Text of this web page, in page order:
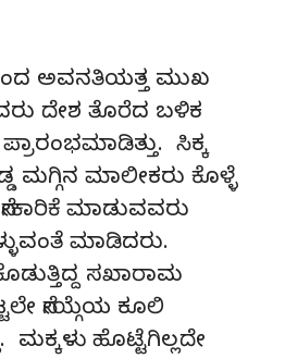
ಅವನತಿಯತ್ತ ಮುಖ
ದೇಶ ತೊರೆದ ಬಳಿಕ
ಸಿಕ್ಕ
ಮಗ್ಗಿನ ಮಾಲೀಕರು ಕೊಳ್ಳೆ
ಮಾಡುವವರು
ಮಾಡಿದರು.
ಸಖಾರಾಮ
ನೇಯ್ಗೆಯ ಕೂಲಿ
ಮಕ್ಕಳು ಹೊಟ್ಟೆಗಿಲ್ಲದೇ